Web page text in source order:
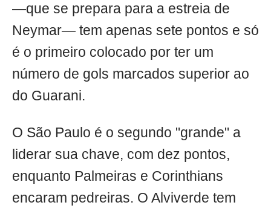
—que se prepara para a estreia de
Neymar— tem apenas sete pontos e só
é o primeiro colocado por ter um
número de gols marcados superior ao
do Guarani.
O São Paulo é o segundo "grande" a
liderar sua chave, com dez pontos,
enquanto Palmeiras e Corinthians
encaram pedreiras. O Alviverde tem